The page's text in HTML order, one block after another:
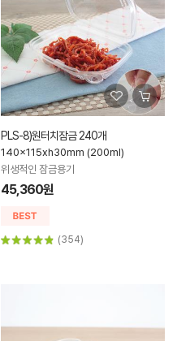
PLS-8)원터치잠금 240개
140x115xh30mm (200ml)
위생적인 잠금용기
45,360원
(354)